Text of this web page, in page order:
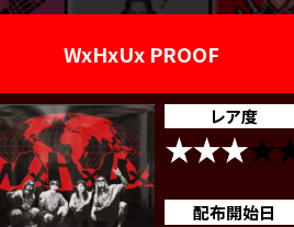
WxHxUx PROOF
レア度
配布開始日